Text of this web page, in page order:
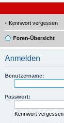
Kennwort vergessen
Foren-Übersicht
Anmelden
Benutzername:
Passwort:
Kennwort vergessen